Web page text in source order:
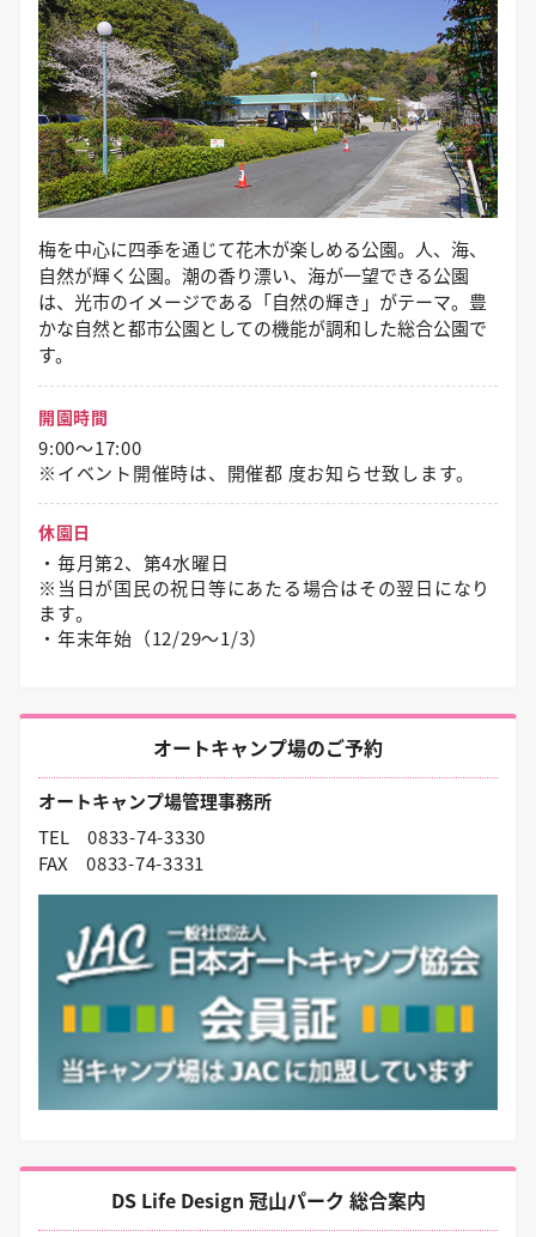
梅を中心に四季を通じて花木が楽しめる公園。人、海、
自然が輝く公園。潮の香り漂い、海が一望できる公園
は、光市のイメージである「自然の輝き」がテーマ。豊
かな自然と都市公園としての機能が調和した総合公園で
す。
開園時間
9:00～17:00
※イベント開催時は、開催都 度お知らせ致します。
休園日
・毎月第2、第4水曜日
※当日が国民の祝日等にあたる場合はその翌日になり
ます。
・年末年始（12/29〜1/3）
オートキャンプ場のご予約
オートキャンプ場管理事務所
TEL 0833-74-3330
FAX 0833-74-3331
DS Life Design 冠山パーク 総合案内